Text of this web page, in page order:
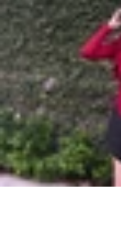
Top 5 điện
triệu nên mua
Anh Thư
Ngày đăng:
14/10/2025
Cập nhật: 14/10/2025
Theo dõi XTMobile trên